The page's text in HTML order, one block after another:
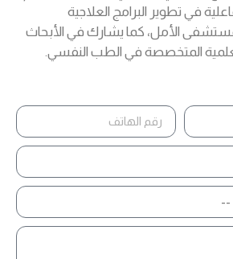
في تطوير البرامج العلاجية
الأمل، كما يشارك في الأبحاث
المتخصصة في الطب النفسي.